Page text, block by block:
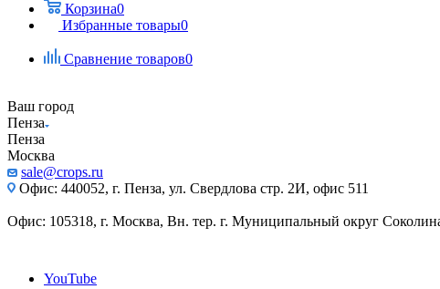
Корзина0
Избранные товары0
Сравнение товаров0
Ваш город
Пенза
Пенза
Москва
sale@crops.ru
Офис: 440052, г. Пенза, ул. Свердлова стр. 2И, офис 511
Офис: 105318, г. Москва, Вн. тер. г. Муниципальный округ
YouTube